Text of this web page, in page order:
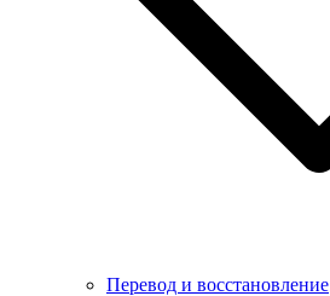
Перевод и восстановление